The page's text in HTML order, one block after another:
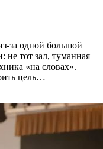
за одной большой
тот зал, туманная
«на словах».
цель…